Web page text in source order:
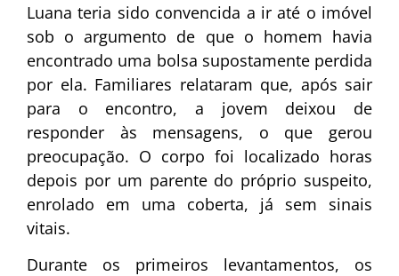
Luana teria sido convencida a ir até o imóvel
sob o argumento de que o homem havia
encontrado uma bolsa supostamente perdida
por ela. Familiares relataram que, após sair
para o encontro, a jovem deixou de
responder às mensagens, o que gerou
preocupação. O corpo foi localizado horas
depois por um parente do próprio suspeito,
enrolado em uma coberta, já sem sinais
vitais.
Durante os primeiros levantamentos, os